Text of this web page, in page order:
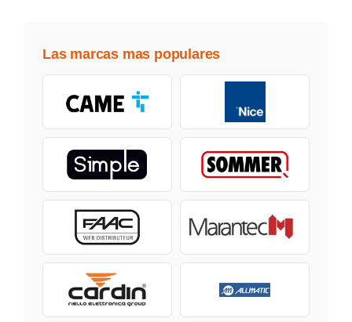
Las marcas mas populares